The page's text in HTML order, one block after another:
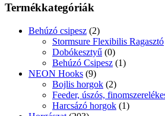
Termékkategóriák
Behúzó csipesz (2)
Stormsure Flexibilis Ragasztó
Dobókesztyű (0)
Behúzó Csipesz (1)
NEON Hooks (9)
Bojlis horgok (2)
Feeder, úszós,
Harcsázó horgok (1)